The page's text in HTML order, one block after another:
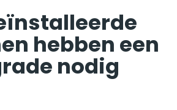
hebben een
nodig